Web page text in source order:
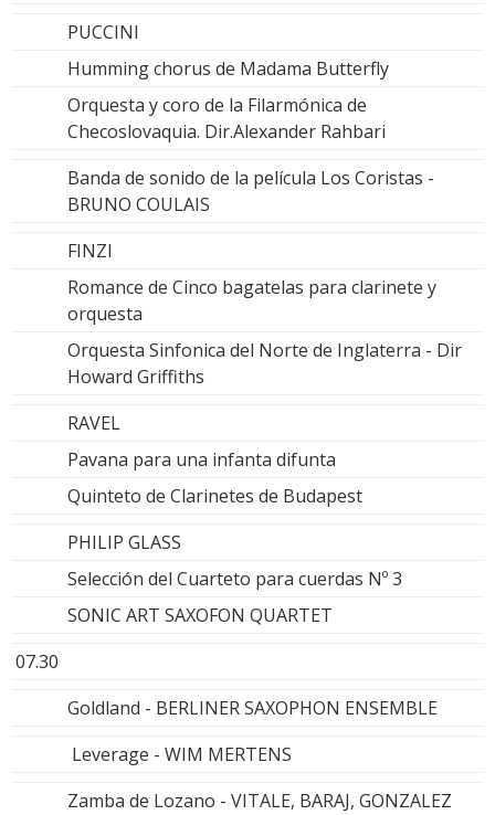
PUCCINI
Humming chorus de Madama Butterfly
Orquesta y coro de la Filarmónica de
Checoslovaquia. Dir.Alexander Rahbari
Banda de sonido de la película Los Coristas -
BRUNO COULAIS
FINZI
Romance de Cinco bagatelas para clarinete y
orquesta
Orquesta Sinfonica del Norte de Inglaterra - Dir
Howard Griffiths
RAVEL
Pavana para una infanta difunta
Quinteto de Clarinetes de Budapest
PHILIP GLASS
Selección del Cuarteto para cuerdas Nº 3
SONIC ART SAXOFON QUARTET
07.30
Goldland - BERLINER SAXOPHON ENSEMBLE
Leverage - WIM MERTENS
Zamba de Lozano - VITALE, BARAJ, GONZALEZ